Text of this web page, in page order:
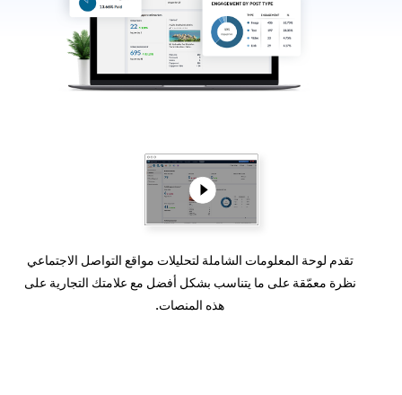
تقدم لوحة المعلومات الشاملة لتحليلات مواقع التواصل الاجتماعي
نظرة معمّقة على ما يتناسب بشكل أفضل مع علامتك التجارية على
هذه المنصات.